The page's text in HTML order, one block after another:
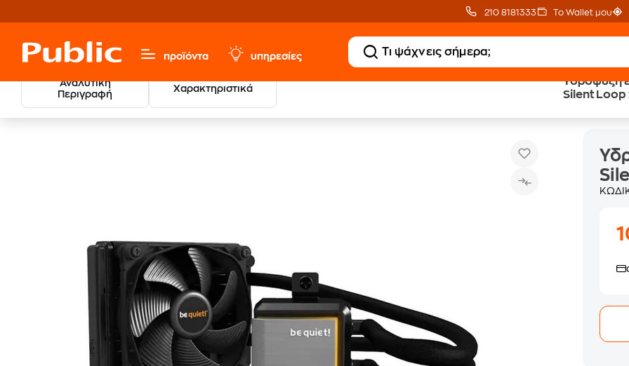
210 8181333 Το Wallet μου
προϊόντα υπηρεσίες
Αναλυτική
Περιγραφή
Χαρακτηριστικά
Υδρόψυξη
Silent Loop
Υπολογιστές & Περιφερειακά
Υδρόψυξη επεξεργαστή Be Quiet! Silent Loop 2 120mm